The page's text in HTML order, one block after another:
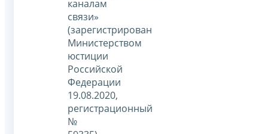
каналам
связи»
(зарегистрирован
Министерством
юстиции
Российской
Федерации
19.08.2020,
регистрационный
№